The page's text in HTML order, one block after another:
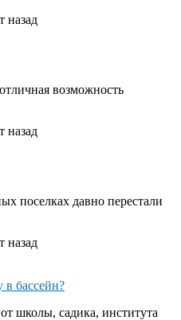
назад
возможность
назад
поселках давно перестали
назад
в бассейн?
школы, садика, института